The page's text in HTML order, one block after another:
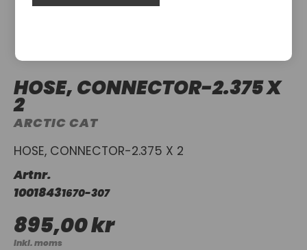
HOSE, CONNECTOR-2.375 X
2
ARCTIC CAT
HOSE, CONNECTOR-2.375 X 2
Artnr.
10018431670-307
895,00 kr
Inkl. moms